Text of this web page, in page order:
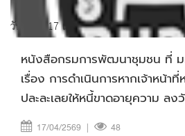
วันศุกร์ที่ 17 เมษายน 2569
หนังสือกรมการพัฒนาชุมชน ที่ ม
เรื่อง การดำเนินการหากเจ้าหน้า
ปละละเลยให้หนี้ขาดอายุความ
2564
17/04/2569 | 48